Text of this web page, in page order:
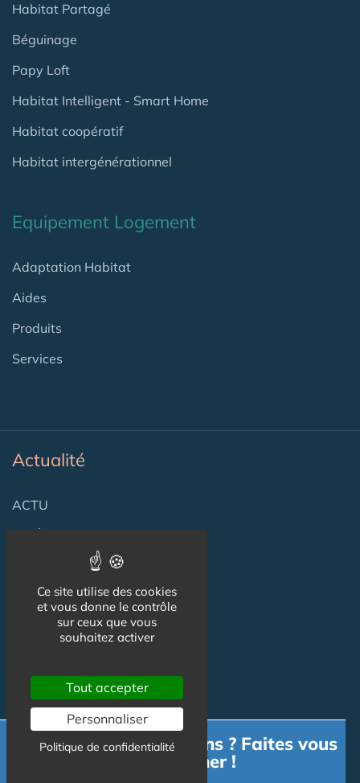
Habitat Partagé
Béguinage
Papy Loft
Habitat Intelligent - Smart Home
Habitat coopératif
Habitat intergénérationnel
Equipement Logement
Adaptation Habitat
Aides
Produits
Services
Actualité
ACTU
Flux RSS
Newsletter
Reseaux Sociaux
Besoin d'informations ? Faites vous
accompagner !
Ce site utilise des cookies
et vous donne le contrôle
sur ceux que vous
souhaitez activer
Tout accepter
Personnaliser
Politique de confidentialité